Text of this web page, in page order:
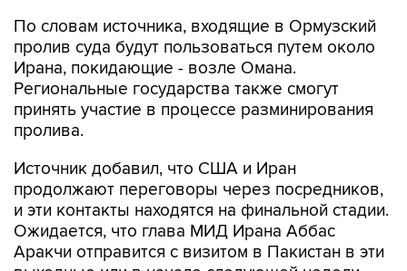
По словам источника, входящие в Ормузский
пролив суда будут пользоваться путем около
Ирана, покидающие - возле Омана.
Региональные государства также смогут
принять участие в процессе разминирования
пролива.
Источник добавил, что США и Иран
продолжают переговоры через посредников,
и эти контакты находятся на финальной стадии.
Ожидается, что глава МИД Ирана Аббас
Аракчи отправится с визитом в Пакистан в эти